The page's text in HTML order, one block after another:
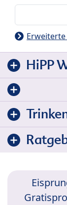
Erweiterte
HiPP